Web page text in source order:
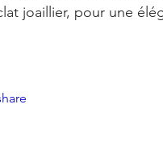
joaillier, pour une